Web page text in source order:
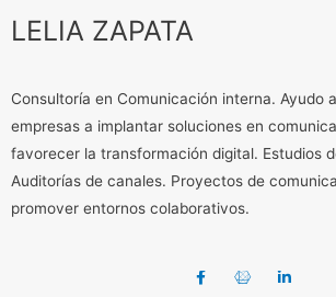
LELIA ZAPATA
Consultoría en Comunicación interna. Ayudo
empresas a implantar soluciones en
favorecer la transformación digital. Estudios
Auditorías de canales. Proyectos de
promover entornos colaborativos.